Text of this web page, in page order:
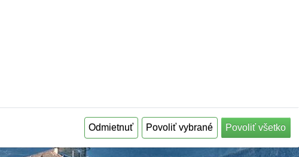
Povoliť všetko
Povoliť vybrané
Odmietnuť